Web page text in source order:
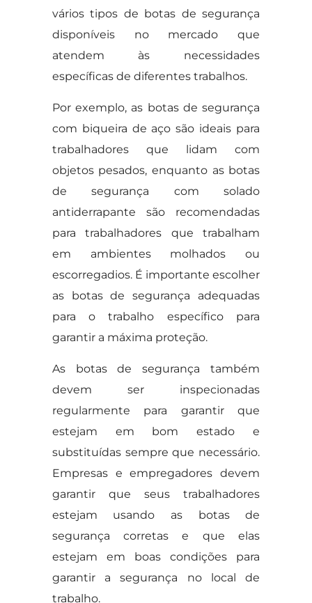
vários tipos de botas de segurança
disponíveis no mercado que
atendem às necessidades
específicas de diferentes trabalhos.
Por exemplo, as botas de segurança
com biqueira de aço são ideais para
trabalhadores que lidam com
objetos pesados, enquanto as botas
de segurança com solado
antiderrapante são recomendadas
para trabalhadores que trabalham
em ambientes molhados ou
escorregadios. É importante escolher
as botas de segurança adequadas
para o trabalho específico para
garantir a máxima proteção.
As botas de segurança também
devem ser inspecionadas
regularmente para garantir que
estejam em bom estado e
substituídas sempre que necessário.
Empresas e empregadores devem
garantir que seus trabalhadores
estejam usando as botas de
segurança corretas e que elas
estejam em boas condições para
garantir a segurança no local de
trabalho.